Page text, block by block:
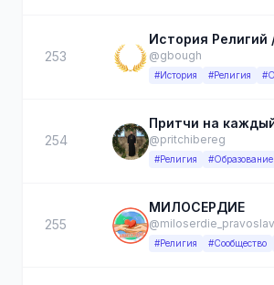
253
История Религий
@gbough
#История #Религия
254
Притчи на
@pritchibereg
#Религия #Образование
255
МИЛОСЕРДИЕ
#Религия #Сообщество